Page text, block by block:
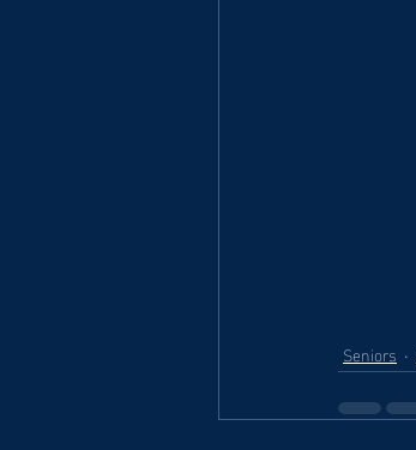
Seniors